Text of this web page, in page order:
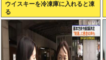
ウイスキーを冷凍庫に入れると凍
る